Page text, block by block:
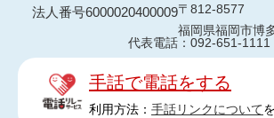
法人番号6000020400009〒812-8577
福岡県福岡市博
代表電話：092-651-1111
手話で電話をする
利用方法： 手話リンクについて